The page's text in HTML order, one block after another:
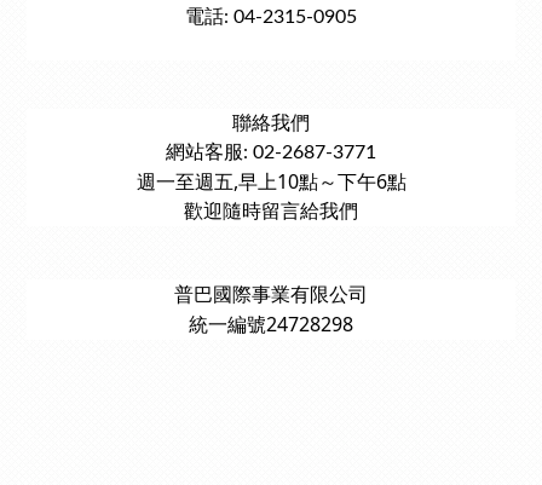
電話: 04-2315-0905
聯絡我們
網站客服: 02-2687-3771
週一至週五,早上10點～下午6點
歡迎隨時留言給我們
普巴國際事業有限公司
統一編號24728298